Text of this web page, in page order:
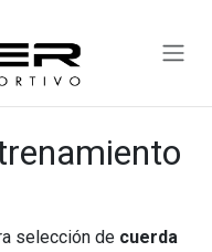
selección de cuerda